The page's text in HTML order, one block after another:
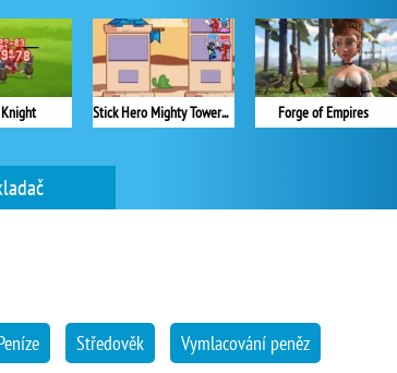
Stick Hero Mighty Tower War Forge of Empires
Středověk Vymlacování peněz